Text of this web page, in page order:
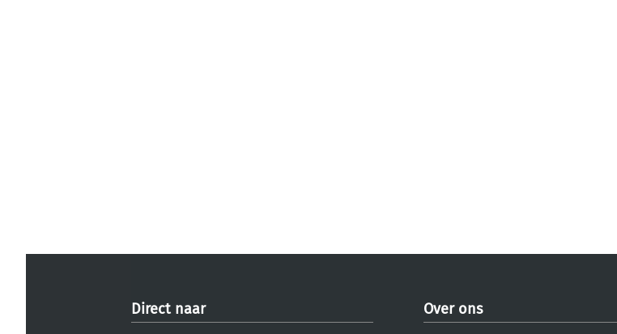
Direct naar Over ons